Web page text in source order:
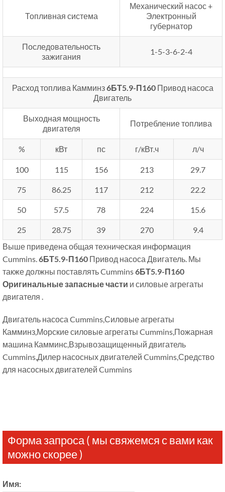
Топливная система
Механический насос +
Электронный
губернатор
Последовательность
зажигания
1-5-3-6-2-4
Расход топлива Камминз6БТ5.9-П160 Привод насоса
Двигатель
Выходная мощность
двигателя
Потребление топлива
% кВт пс г/кВт.ч л/ч
100 115 156 213 29.7
75 86.25 117 212 22.2
50 57.5 78 224 15.6
25 28.75 39 270
9.4
Выше приведена общая техническая информация
Cummins. 6БТ5.9-П160 Привод насоса Двигатель. Мы
также должны поставлять Cummins6БТ5.9-П160
Оригинальные запасные части и силовые агрегаты
двигателя .
Двигатель насоса Cummins,Силовые агрегаты
Камминз,Морские силовые агрегаты Cummins,Пожарная
машина Камминс,Взрывозащищенный двигатель
Cummins,Дилер насосных двигателей Cummins,Средство
для насосных двигателей Cummins
Форма запроса ( мы свяжемся с вами как
можно скорее )
Имя: